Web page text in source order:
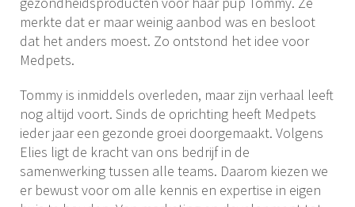
merkte dat er maar weinig aanbod was en besloot
dat het anders moest. Zo ontstond het idee voor
Medpets.
Tommy is inmiddels overleden, maar zijn verhaal leeft
nog altijd voort. Sinds de oprichting heeft Medpets
ieder jaar een gezonde groei doorgemaakt. Volgens
Elies ligt de kracht van ons bedrijf in de
samenwerking tussen alle teams. Daarom kiezen we
er bewust voor om alle kennis en expertise in eigen